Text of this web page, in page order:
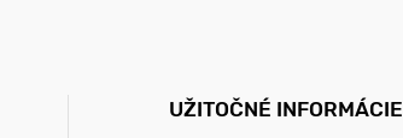
UŽITOČNÉ INFORMÁCIE